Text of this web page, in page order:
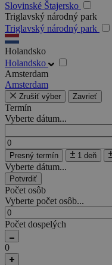
Slovinské Štajersko
Triglavský národný park
Triglavský národný park
Holandsko
Holandsko
Amsterdam
Amsterdam
Zrušiť výber Zavrieť
Termín
Vyberte dátum...
Presný termín 1 deň
Vyberte dátum...
Potvrdiť
Počet osôb
Vyberte počet osôb...
Počet dospelých
0